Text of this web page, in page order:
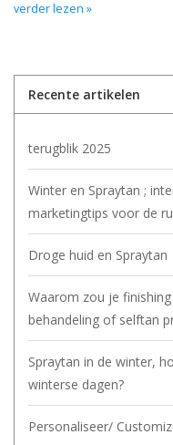
Sjolie
IBZ
Cadeaubonnen
Merken
gift cards/ cadeau bonnen
verder lezen »
Recente artikelen
terugblik 2025
Winter en Spraytan ;
marketingtips voor de
Droge huid en Spraytan
Waarom zou je
behandeling of selftan
Spraytan in de winter,
winterse dagen?
Personaliseer/